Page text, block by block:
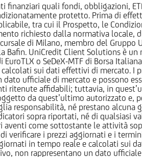
finanziari quali fondi, obbligazioni,
protetto. Prima di
tra cui il Prospetto, le
richiesto dalla normativa
di Milano, membro del
Bafin. UniCredit Client Solutions è
EuroTLX o SeDeX-MTF di Borsa
sui dati effettivi di mercato.
ufficiale di mercato e possono
ritenute affidabili; tuttavia, in
da quest’ultimo autorizzato e,
responsabilità, né prestano alcuna
sopra riportati, né di qualsiasi
aventi come sottostante le attività
i prezzi aggiornati e i
in tempo reale e calcolati
non rappresentano un dato